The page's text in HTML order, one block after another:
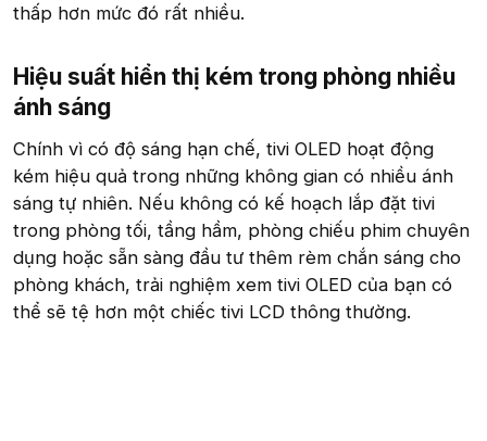
thấp hơn mức đó rất nhiều.
Hiệu suất hiển thị kém trong phòng nhiều
ánh sáng​
Chính vì có độ sáng hạn chế, tivi OLED hoạt động
kém hiệu quả trong những không gian có nhiều ánh
sáng tự nhiên. Nếu không có kế hoạch lắp đặt tivi
trong phòng tối, tầng hầm, phòng chiếu phim chuyên
dụng hoặc sẵn sàng đầu tư thêm rèm chắn sáng cho
phòng khách, trải nghiệm xem tivi OLED của bạn có
thể sẽ tệ hơn một chiếc tivi LCD thông thường.